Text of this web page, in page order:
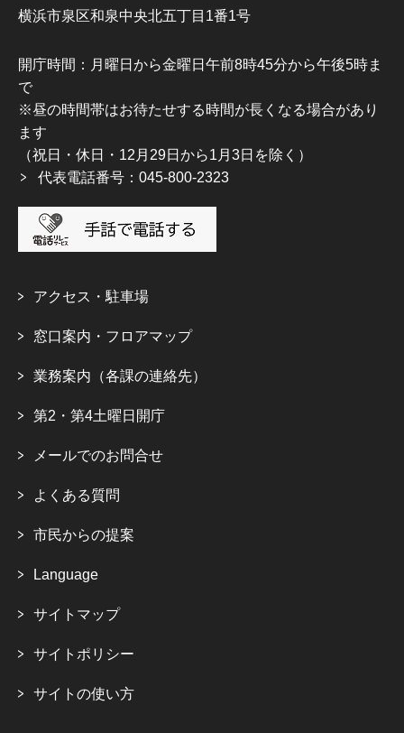
横浜市泉区和泉中央北五丁目1番1号
開庁時間：月曜日から金曜日午前8時45分から午後5時ま
で
※昼の時間帯はお待たせする時間が長くなる場合があり
ます
（祝日・休日・12月29日から1月3日を除く）
代表電話番号：045-800-2323
アクセス・駐車場
窓口案内・フロアマップ
業務案内（各課の連絡先）
第2・第4土曜日開庁
メールでのお問合せ
よくある質問
市民からの提案
Language
サイトマップ
サイトポリシー
サイトの使い方